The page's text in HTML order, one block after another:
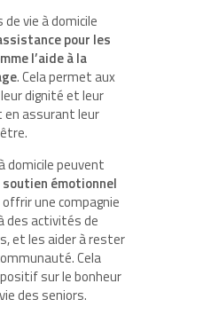
de vie à domicile
pour les
l’aide à la
. Cela permet aux
dignité et leur
en assurant leur
domicile peuvent
soutien émotionnel
une compagnie
des activités de
et les aider à rester
Cela
sur le bonheur
des seniors.